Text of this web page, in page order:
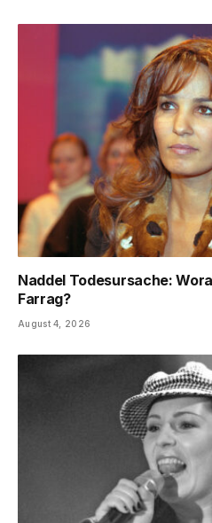
Naddel Todesursache:
Farrag?
August 4, 2026